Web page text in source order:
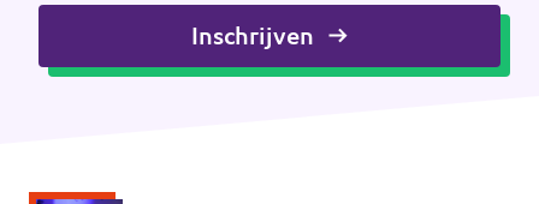
Inschrijven